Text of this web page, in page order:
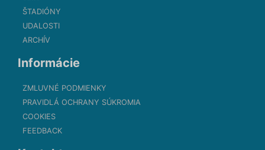
ŠTADIÓNY
UDALOSTI
ARCHÍV
Informácie
ZMLUVNÉ PODMIENKY
PRAVIDLÁ OCHRANY SÚKROMIA
COOKIES
FEEDBACK